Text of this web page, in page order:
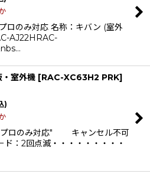
のみ対応 名称：キバン (室外
AJ22HRAC-
・室外機 [RAC-XC63H2 PRK]
)
プロのみ対応" キャンセル不可
ド：2回点滅・・・・・・・・・